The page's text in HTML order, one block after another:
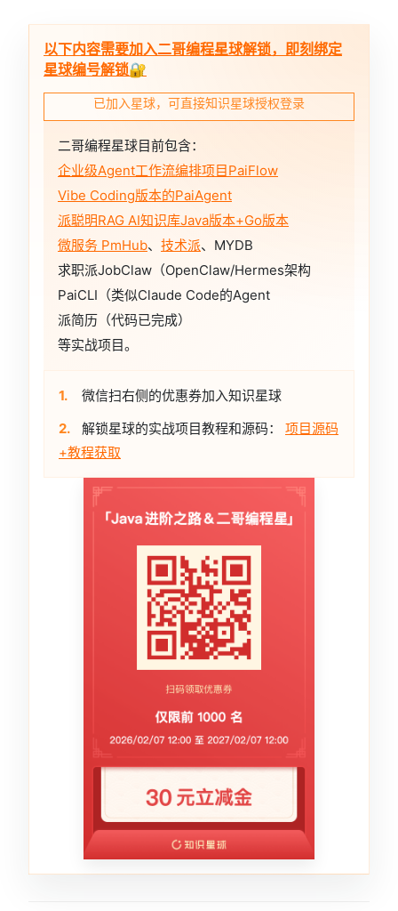
以下内容需要加入二哥编程星球解锁，即刻绑定
星球编号解锁🔐
已加入星球，可直接知识星球授权登录
二哥编程星球目前包含：
企业级Agent工作流编排项目PaiFlow
Vibe Coding版本的PaiAgent
派聪明RAG AI知识库Java版本+Go版本
微服务 PmHub、 技术派、MYDB
求职派JobClaw（OpenClaw/Hermes架构
PaiCLI（类似Claude Code的Agent
派简历（代码已完成）
等实战项目。
1.
微信扫右侧的优惠券加入知识星球
2.
解锁星球的实战项目教程和源码： 项目源码
+教程获取